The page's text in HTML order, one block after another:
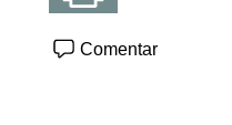
Comentar